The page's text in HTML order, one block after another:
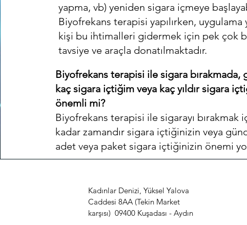
yapma, vb) yeniden sigara içmeye
Biyofrekans terapisi yapılırken, uygulama
kişi bu ihtimalleri gidermek için pek çok
tavsiye ve araçla donatılmaktadır.
Biyofrekans terapisi ile sigara bırakmada,
kaç sigara içtiğim veya kaç yıldır sigara
önemli mi?
Biyofrekans terapisi ile sigarayı bırakmak
kadar zamandır sigara içtiğinizin veya
adet veya paket sigara içtiğinizin önemi
Kadınlar Denizi, Yüksel Yalova
Caddesi 8AA (Tekin Market
karşısı) 09400 Kuşadası - Aydın